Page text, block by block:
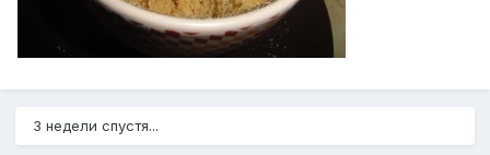
3 недели спустя...